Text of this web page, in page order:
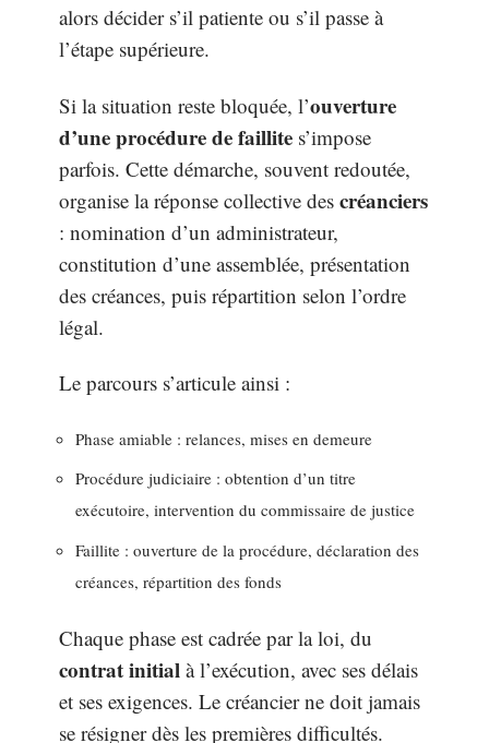
alors décider s’il patiente ou s’il passe à
l’étape supérieure.
Si la situation reste bloquée, l’ouverture
d’une procédure de faillite s’impose
parfois. Cette démarche, souvent redoutée,
organise la réponse collective des créanciers
: nomination d’un administrateur,
constitution d’une assemblée, présentation
des créances, puis répartition selon l’ordre
légal.
Le parcours s’articule ainsi :
Phase amiable : relances, mises en demeure
Procédure judiciaire : obtention d’un titre
exécutoire, intervention du commissaire de justice
Faillite : ouverture de la procédure, déclaration des
créances, répartition des fonds
Chaque phase est cadrée par la loi, du
contrat initial à l’exécution, avec ses délais
et ses exigences. Le créancier ne doit jamais
se résigner dès les premières difficultés.